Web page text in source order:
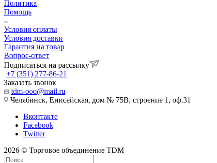
Политика
Помощь
Условия оплаты
Условия доставки
Гарантия на товар
Вопрос-ответ
Подписаться на рассылку
+7 (351) 277-86-21
Заказать звонок
tdm-ooo@mail.ru
Челябинск, Енисейская, дом № 75В, строение 1, оф.31
Вконтакте
Facebook
Twitter
2026 © Торговое объединение TDM